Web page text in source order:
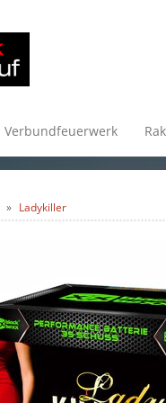
Verbundfeuerwerk
Ladykiller